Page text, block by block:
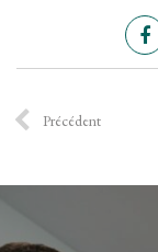
Précédent